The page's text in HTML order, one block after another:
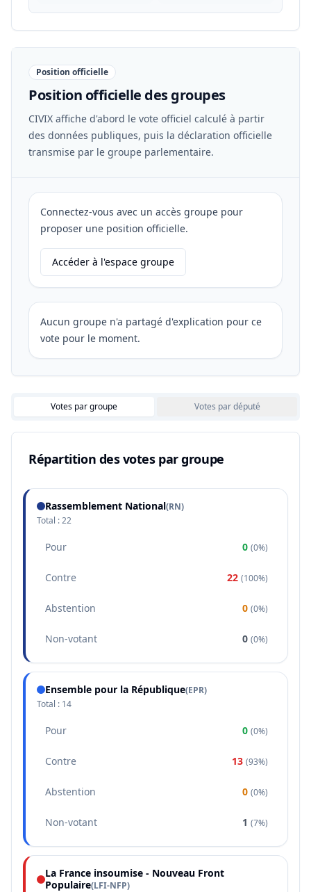
Position officielle
Position officielle des groupes
CIVIX affiche d'abord le vote officiel calculé à partir
des données publiques, puis la déclaration officielle
transmise par le groupe parlementaire.
Connectez-vous avec un accès groupe pour
proposer une position officielle.
Accéder à l'espace groupe
Aucun groupe n'a partagé d'explication pour ce
vote pour le moment.
Votes par groupe Votes par député
Répartition des votes par groupe
Rassemblement National(RN)
Total :22
Pour 0 (0%)
Contre 22 (100%)
Abstention 0 (0%)
Non-votant 0 (0%)
Ensemble pour la République(EPR)
Total : 14
Pour 0 (0%)
Contre 13 (93%)
Abstention 0 (0%)
Non-votant 1 (7%)
La France insoumise - Nouveau Front
Populaire(LFI-NFP)